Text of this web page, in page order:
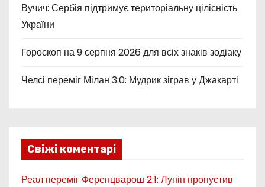
Вучич: Сербія підтримує територіальну цілісність
України
Гороскоп на 9 серпня 2026 для всіх знаків зодіаку
Челсі переміг Мілан 3:0: Мудрик зіграв у Джакарті
Свіжі коментарі
Реал переміг Ференцварош 2:1: Лунін пропустив